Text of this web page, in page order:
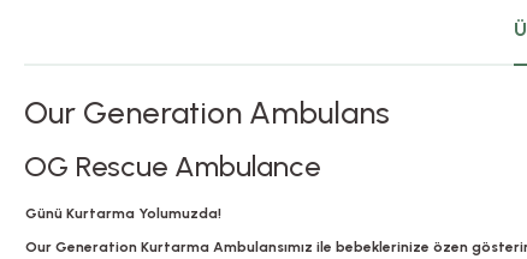
Our Generation Ambulans
OG Rescue Ambulance
Günü Kurtarma Yolumuzda!
Our Generation Kurtarma Ambulansımız ile bebeklerinize özen